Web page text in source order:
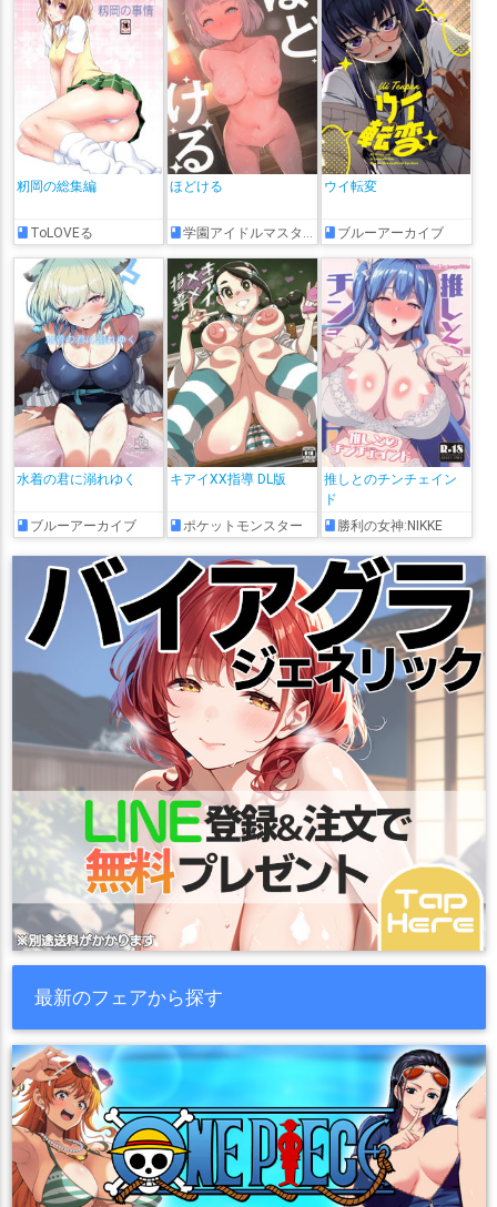
籾岡の総集編
ToLOVEる
ほどける
学園アイドルマスター
ウイ転変
ブルーアーカイブ
水着の君に溺れゆく
ブルーアーカイブ
キアイXX指導 DL版
ポケットモンスター
推しとのチンチェイン
ド
勝利の女神:NIKKE
最新のフェアから探す